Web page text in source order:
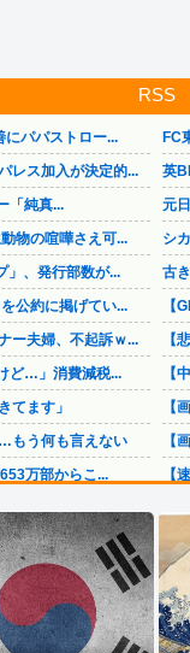
RSS
にパパストロー...
レス加入が決定的...
「純真...
物の喧嘩さえ可...
」、発行部数が...
公約に掲げてい...
ー夫婦、不起訴ｗ...
ど…」消費減税...
てます」
もう何も言えない
万部からこ...
が全国一斉点検
ｗｗｗｗｗｗ
シャ←想像の20...
ｗｗｗｗｗｗｗ...
FC
英
元
シ
古
【
【
【
【
【
【
【
【
玉
義
「